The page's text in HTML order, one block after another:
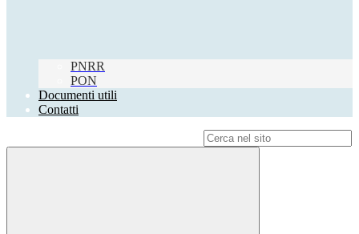
PNRR
PON
Documenti utili
Contatti